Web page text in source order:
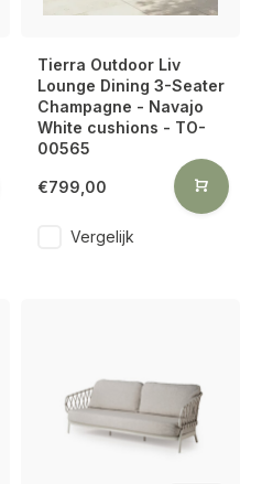
Tierra Outdoor Liv
Lounge Dining 3-Seater
Champagne - Navajo
White cushions - TO-
00565
€799,00
Vergelijk